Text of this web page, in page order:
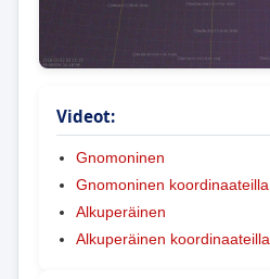
Videot:
Gnomoninen
Gnomoninen koordinaateilla
Alkuperäinen
Alkuperäinen koordinaateilla